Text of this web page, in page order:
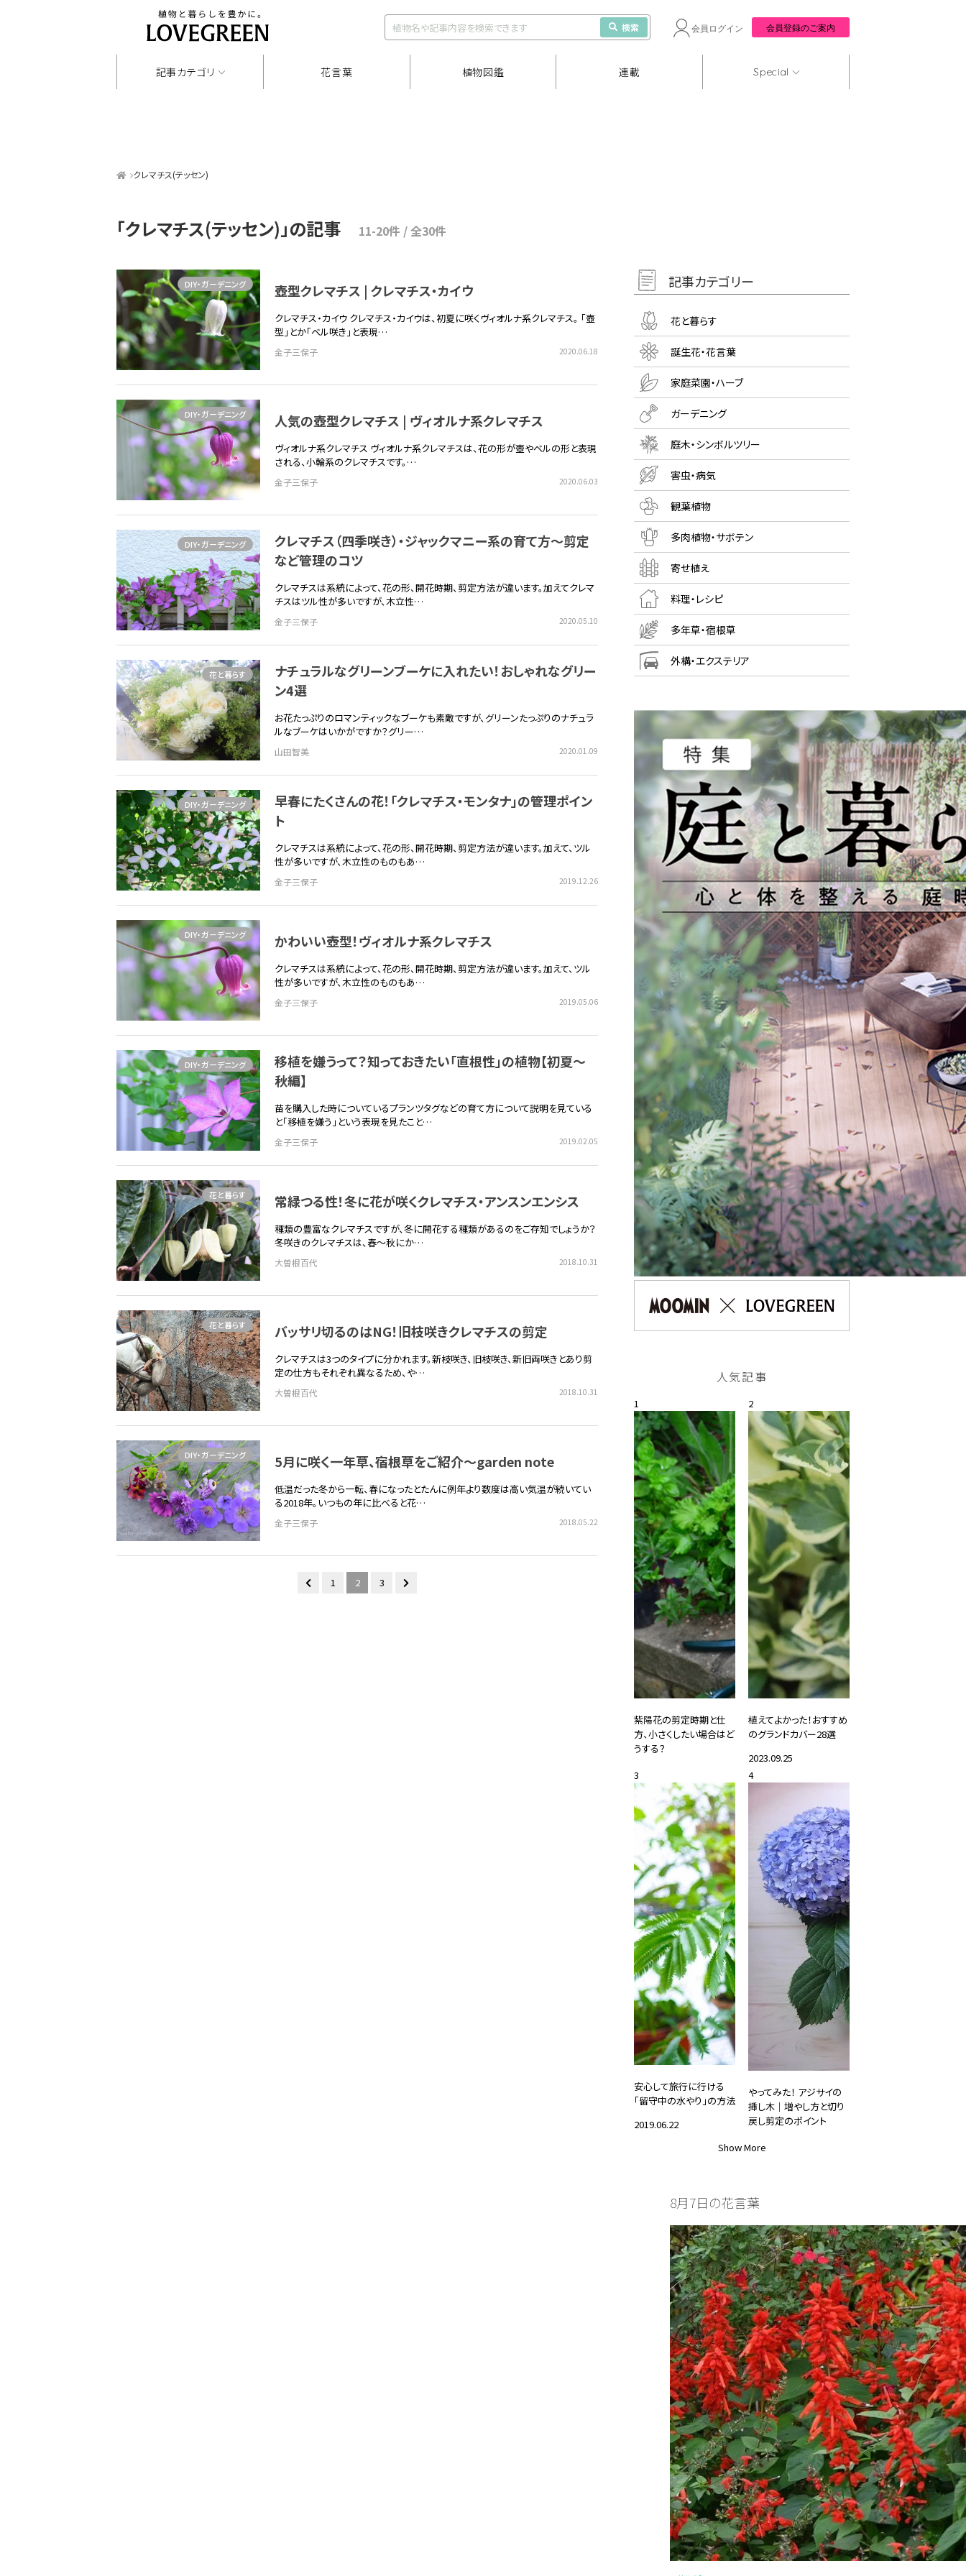
検索 会員ログイン 会員登録のご案内
記事カテゴリ 花言葉 植物図鑑 連載 Special
クレマチス(テッセン)
「クレマチス(テッセン)」の記事 11-20件 / 全30件
壺型クレマチス | クレマチス・カイウ
クレマチス・カイウ クレマチス・カイウは、初夏に咲くヴィオルナ系クレマチス。 「壺
型」とか「ベル咲き」と表現…
金子三保子 2020.06.18
DIY・ガーデニング
人気の壺型クレマチス | ヴィオルナ系クレマチス
ヴィオルナ系クレマチス ヴィオルナ系クレマチスは、花の形が壺やベルの形と表現
される、小輪系のクレマチスです。…
金子三保子 2020.06.03
DIY・ガーデニング
クレマチス（四季咲き）・ジャックマニー系の育て方～剪定
など管理のコツ
クレマチスは系統によって、花の形、開花時期、剪定方法が違います。加えてクレマ
チスはツル性が多いですが、木立性…
金子三保子 2020.05.10
DIY・ガーデニング
ナチュラルなグリーンブーケに入れたい！おしゃれなグリー
ン4選
お花たっぷりのロマンティックなブーケも素敵ですが、グリーンたっぷりのナチュラ
ルなブーケはいかがですか？グリー…
山田智美 2020.01.09
花と暮らす
早春にたくさんの花！「クレマチス・モンタナ」の管理ポイン
ト
クレマチスは系統によって、花の形、開花時期、剪定方法が違います。加えて、ツル
性が多いですが、木立性のものもあ…
金子三保子 2019.12.26
DIY・ガーデニング
かわいい壺型！ヴィオルナ系クレマチス
クレマチスは系統によって、花の形、開花時期、剪定方法が違います。加えて、ツル
性が多いですが、木立性のものもあ…
金子三保子 2019.05.06
DIY・ガーデニング
移植を嫌うって？知っておきたい「直根性」の植物【初夏～
秋編】
苗を購入した時についているプランツタグなどの育て方について説明を見ている
と「移植を嫌う」という表現を見たこと…
金子三保子 2019.02.05
DIY・ガーデニング
常緑つる性！冬に花が咲くクレマチス・アンスンエンシス
種類の豊富なクレマチスですが、冬に開花する種類があるのをご存知でしょうか？
冬咲きのクレマチスは、春～秋にか…
大曽根百代 2018.10.31
花と暮らす
バッサリ切るのはNG！旧枝咲きクレマチスの剪定
クレマチスは3つのタイプに分かれます。新枝咲き、旧枝咲き、新旧両咲きとあり剪
定の仕方もそれぞれ異なるため、や…
大曽根百代 2018.10.31
花と暮らす
5月に咲く一年草、宿根草をご紹介～garden note
低温だった冬から一転、春になったとたんに例年より数度は高い気温が続いてい
る2018年。いつもの年に比べると花…
金子三保子 2018.05.22
DIY・ガーデニング
1 2 3
記事カテゴリー
花と暮らす
誕生花・花言葉
家庭菜園・ハーブ
ガーデニング
庭木・シンボルツリー
害虫・病気
観葉植物
多肉植物・サボテン
寄せ植え
料理・レシピ
多年草・宿根草
外構・エクステリア
人気記事
1
紫陽花の剪定時期と仕
方、小さくしたい場合はど
うする？
2026.05.01
#DIY・ガーデニング
2
植えてよかった！おすすめ
のグランドカバー28選
2023.09.25
#DIY・ガーデニング
3
安心して旅行に行ける
「留守中の水やり」の方法
2019.06.22
4
やってみた！ アジサイの
挿し木｜増やし方と切り
戻し剪定のポイント
2026.03.01
Show More
8月7日の花言葉